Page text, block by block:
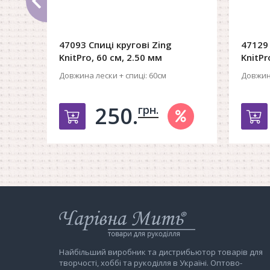
47093 Спиці кругові Zing
KnitPro, 60 см, 2.50 мм
Довжина лески + спиці: 60см
Добавить в корзину
250.грн.
47129
Інтернет-
магазин
Мить
Найбільший виробник та дистрибьютор товарів для
творчості, хоббі та рукоділля в Україні. Оптово-